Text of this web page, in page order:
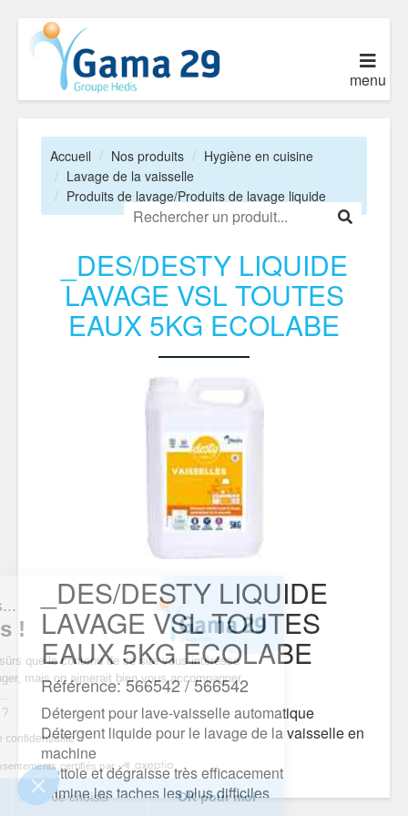
nous...
!
d’être sûrs que le contenu de ce site vous intéresse
déranger, mais on aimerait bien vous accompagner
visite...
vous ?
de confidentialité
Consentements certifiés par
Je choisis OK pour moi
menu
Accueil Nos produits
Hygiène en cuisine
Lavage de la vaisselle
Produits de lavage/Produits de lavage liquide
_DES/DESTY LIQUIDE
LAVAGE VSL TOUTES
EAUX 5KG ECOLABE
_DES/DESTY LIQUIDE
LAVAGE VSL TOUTES
EAUX 5KG ECOLABE
Référence: 566542 / 566542
Détergent pour lave-vaisselle automatique
Détergent liquide pour le lavage de la vaisselle en
machine
Nettoie et dégraisse très efficacement
Elimine les taches les plus difficiles